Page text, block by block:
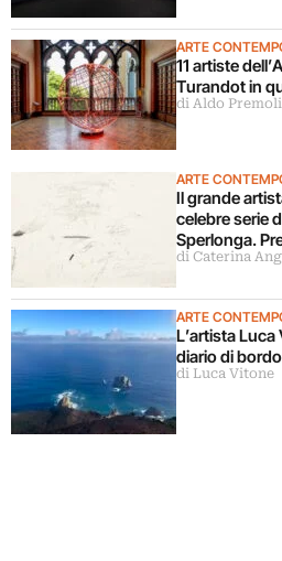
ARTE
11 artiste
Turandot in
di Aldo Premoli
ARTE
Il grande
celebre serie
Sperlonga.
di Caterina
ARTE
L’artista Luca
diario di
di Luca Vitone